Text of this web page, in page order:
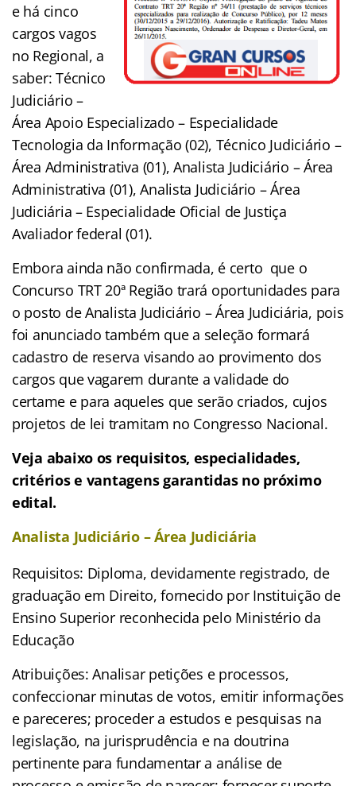
e há cinco
cargos vagos
no Regional, a
saber: Técnico
Judiciário –
Área Apoio Especializado – Especialidade
Tecnologia da Informação (02), Técnico Judiciário –
Área Administrativa (01), Analista Judiciário – Área
Administrativa (01), Analista Judiciário – Área
Judiciária – Especialidade Oficial de Justiça
Avaliador federal (01).
Embora ainda não confirmada, é certo que o
Concurso TRT 20ª Região trará oportunidades para
o posto de Analista Judiciário – Área Judiciária, pois
foi anunciado também que a seleção formará
cadastro de reserva visando ao provimento dos
cargos que vagarem durante a validade do
certame e para aqueles que serão criados, cujos
projetos de lei tramitam no Congresso Nacional.
Veja abaixo os requisitos, especialidades,
critérios e vantagens garantidas no próximo
edital.
Analista Judiciário – Área Judiciária
Requisitos: Diploma, devidamente registrado, de
graduação em Direito, fornecido por Instituição de
Ensino Superior reconhecida pelo Ministério da
Educação
Atribuições: Analisar petições e processos,
confeccionar minutas de votos, emitir informações
e pareceres; proceder a estudos e pesquisas na
legislação, na jurisprudência e na doutrina
pertinente para fundamentar a análise de